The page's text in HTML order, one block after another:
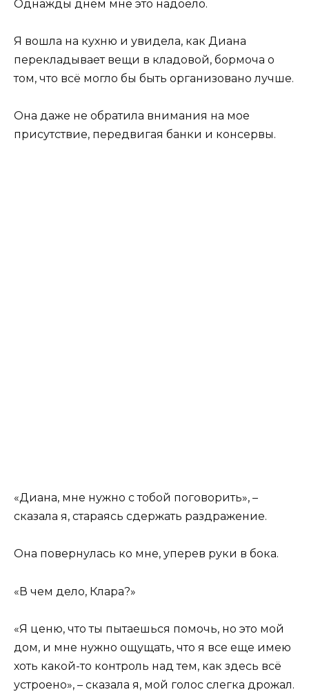
Однажды днем мне это надоело.
Я вошла на кухню и увидела, как Диана
перекладывает вещи в кладовой, бормоча о
том, что всё могло бы быть организовано лучше.
Она даже не обратила внимания на мое
присутствие, передвигая банки и консервы.
«Диана, мне нужно с тобой поговорить», –
сказала я, стараясь сдержать раздражение.
Она повернулась ко мне, уперев руки в бока.
«В чем дело, Клара?»
«Я ценю, что ты пытаешься помочь, но это мой
дом, и мне нужно ощущать, что я все еще имею
хоть какой-то контроль над тем, как здесь всё
устроено», – сказала я, мой голос слегка дрожал.